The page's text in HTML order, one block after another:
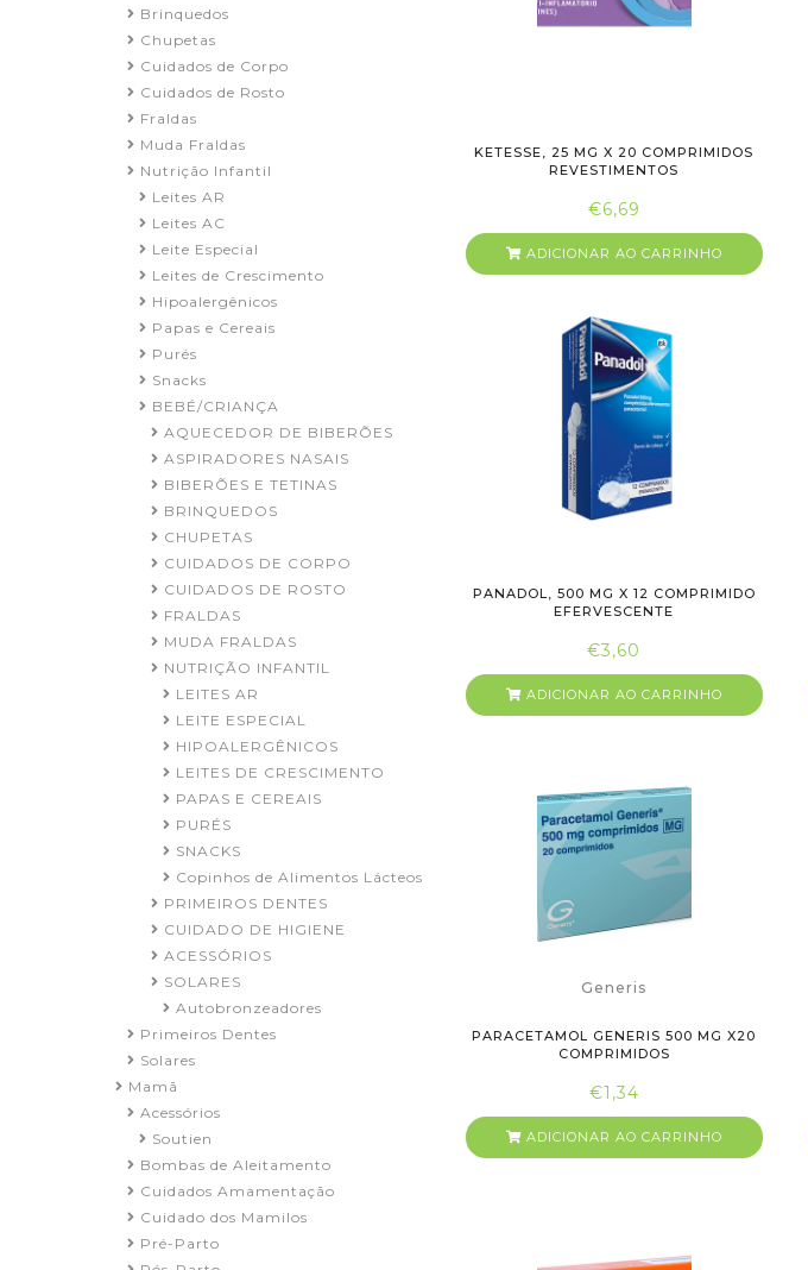
Brinquedos
Chupetas
Cuidados de Corpo
Cuidados de Rosto
Fraldas
Muda Fraldas
Nutrição Infantil
Leites AR
Leites AC
Leite Especial
Leites de Crescimento
Hipoalergênicos
Papas e Cereais
Purés
Snacks
BEBÉ/CRIANÇA
AQUECEDOR DE BIBERÕES
ASPIRADORES NASAIS
BIBERÕES E TETINAS
BRINQUEDOS
CHUPETAS
CUIDADOS DE CORPO
CUIDADOS DE ROSTO
FRALDAS
MUDA FRALDAS
NUTRIÇÃO INFANTIL
LEITES AR
LEITE ESPECIAL
HIPOALERGÊNICOS
LEITES DE CRESCIMENTO
PAPAS E CEREAIS
PURÉS
SNACKS
Copinhos de Alimentos Lácteos
PRIMEIROS DENTES
CUIDADO DE HIGIENE
ACESSÓRIOS
SOLARES
Autobronzeadores
Primeiros Dentes
Solares
Mamã
Acessórios
Soutien
Bombas de Aleitamento
Cuidados Amamentação
Cuidado dos Mamilos
Pré-Parto
KETESSE, 25 MG X 20 COMPRIMIDOS
REVESTIMENTOS
€6,69
ADICIONAR AO CARRINHO
PANADOL, 500 MG X 12 COMPRIMIDO
EFERVESCENTE
€3,60
ADICIONAR AO CARRINHO
Generis
PARACETAMOL GENERIS 500 MG X20
COMPRIMIDOS
€1,34
ADICIONAR AO CARRINHO